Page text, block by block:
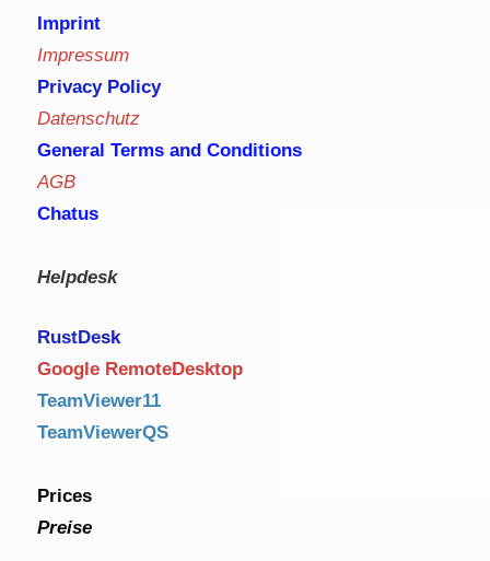
Imprint
Impressum
Privacy Policy
Datenschutz
General Terms and Conditions
AGB
Chatus
Helpdesk
RustDesk
Google RemoteDesktop
TeamViewer11
TeamViewerQS
Prices
Preise